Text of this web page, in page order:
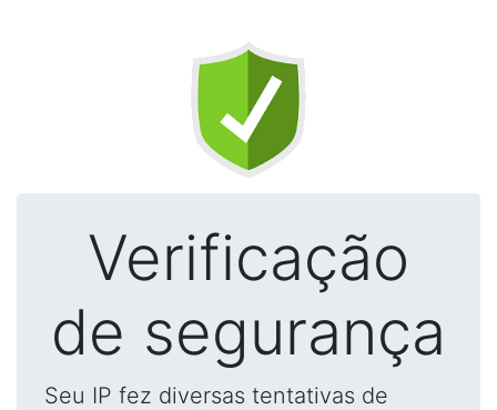
Verificação
de segurança
Seu IP fez diversas tentativas de